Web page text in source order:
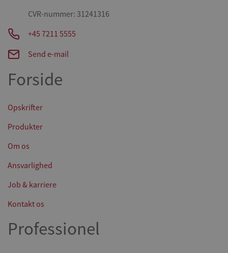
CVR-nummer: 31241316
+45 7211 5555
Send e-mail
Forside
Opskrifter
Produkter
Om os
Ansvarlighed
Job & karriere
Kontakt os
Professionel